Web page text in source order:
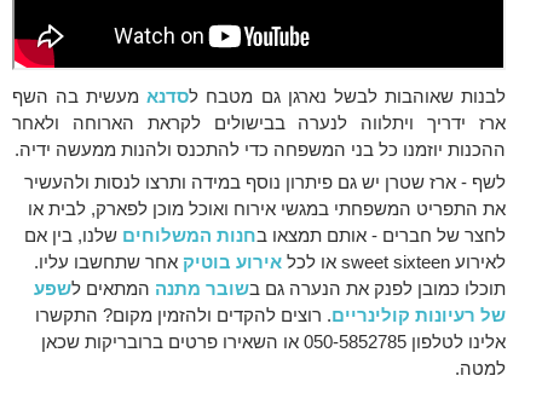
לבנות שאוהבות לבשל נארגן גם מטבח לסדנאמעשית בה השף
ארז ידריך ויתלווה לנערה בבישולים לקראת הארוחה ולאחר
ההכנות יוזמנו כל בני המשפחה כדי להתכנס ולהנות ממעשה ידיה.
לשף - ארז שטרן יש גם פיתרון נוסף במידה ותרצו לנסות ולהעשיר
את התפריט המשפחתי במגשי אירוח ואוכל מוכן לפארק, לבית או
לחצר של חברים - אותם תמצאו בחנות המשלוחים שלנו, בין אם
לאירוע sweet sixteen או לכל
אירוע בוטיק אחר שתחשבו עליו.
תוכלו כמובן לפנק את הנערה גם בשובר מתנה המתאים לשפע
של רעיונות קולינריים. רוצים להקדים ולהזמין מקום? התקשרו
אלינו לטלפון 050-5852785 או השאירו פרטים ברובריקות שכאן
למטה.